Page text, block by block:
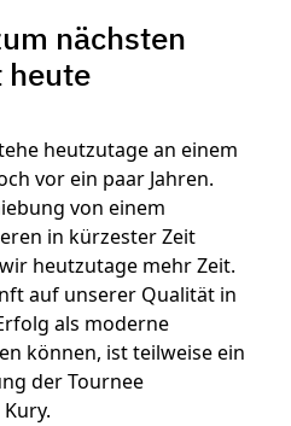
nächsten
heute
heutzutage an einem
vor ein paar Jahren.
von einem
in kürzester Zeit
heutzutage mehr Zeit.
auf unserer Qualität in
als moderne
können, ist teilweise ein
der Tournee